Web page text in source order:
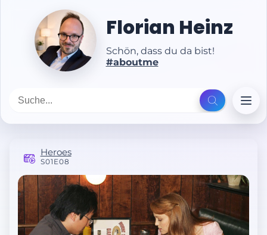
Florian Heinz
Schön, dass du da bist!
#aboutme
Heroes
S01E08